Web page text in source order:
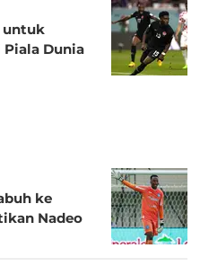
untuk
Dunia
ke
Nadeo